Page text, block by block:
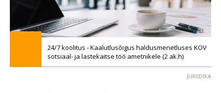
24/7 koolitus - Kaalutlusõigus haldusmenetluses KOV
sotsiaal- ja lastekaitse töö ametnikele (2 ak.h)
JURIIDIKA